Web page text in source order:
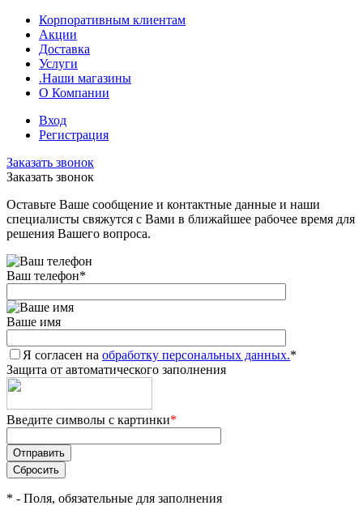
Корпоративным клиентам
Акции
Доставка
Услуги
.Наши магазины
О Компании
Вход
Регистрация
Заказать звонок
Заказать звонок
Оставьте Ваше сообщение и контактные данные и наши
специалисты свяжутся с Вами в ближайшее рабочее время для
решения Вашего вопроса.
Ваш телефон*
Ваше имя
Я согласен на обработку персональных данных.*
Защита от автоматического заполнения
Введите символы с картинки*
* - Поля, обязательные для заполнения